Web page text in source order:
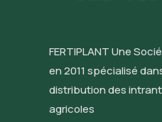
FERTIPLANT Une
en 2011 spécialisé
distribution des
agricoles